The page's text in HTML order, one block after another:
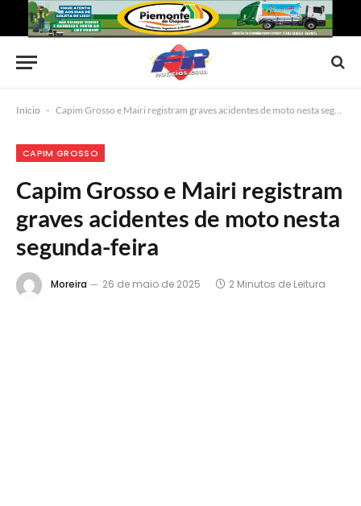
Início - Capim Grosso e Mairi registram graves acidentes de moto nesta segunda-feira
CAPIM GROSSO
Capim Grosso e Mairi registram
graves acidentes de moto nesta
segunda-feira
Moreira 26 de maio de 2025 2 Minutos de Leitura